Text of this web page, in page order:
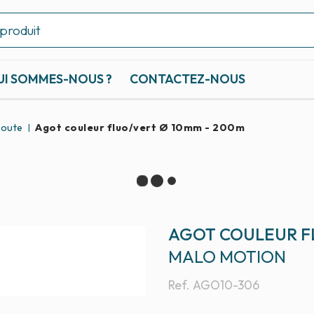
SOMMES-NOUS ? CONTACTEZ-NOUS
Agot couleur fluo/vert Ø 10mm - 200m
AGOT COULEUR
Ref. AGO10-306
MALO MOTION